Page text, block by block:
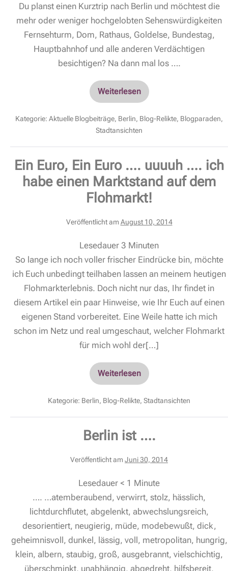
Du planst einen Kurztrip nach Berlin und möchtest die
mehr oder weniger hochgelobten Sehenswürdigkeiten
Fernsehturm, Dom, Rathaus, Goldelse, Bundestag,
Hauptbahnhof und alle anderen Verdächtigen
besichtigen? Na dann mal los ….
Weiterlesen
Kategorie: Aktuelle Blogbeiträge, Berlin, Blog-Relikte, Blogparaden,
Stadtansichten
Ein Euro, Ein Euro …. uuuuh …. ich
habe einen Marktstand auf dem
Flohmarkt!
Veröffentlicht am August 10, 2014
Lesedauer 3 Minuten
So lange ich noch voller frischer Eindrücke bin, möchte
ich Euch unbedingt teilhaben lassen an meinem heutigen
Flohmarkterlebnis. Doch nicht nur das, Ihr findet in
diesem Artikel ein paar Hinweise, wie Ihr Euch auf einen
eigenen Stand vorbereitet. Eine Weile hatte ich mich
schon im Netz und real umgeschaut, welcher Flohmarkt
für mich wohl der[…]
Weiterlesen
Kategorie: Berlin, Blog-Relikte, Stadtansichten
Berlin ist ….
Veröffentlicht am Juni 30, 2014
Lesedauer < 1 Minute
…. …atemberaubend, verwirrt, stolz, hässlich,
lichtdurchflutet, abgelenkt, abwechslungsreich,
desorientiert, neugierig, müde, modebewußt, dick,
geheimnisvoll, dunkel, lässig, voll, metropolitan, hungrig,
klein, albern, staubig, groß, ausgebrannt, vielschichtig,
überschminkt, unabhängig, abgedreht, hilfsbereit,